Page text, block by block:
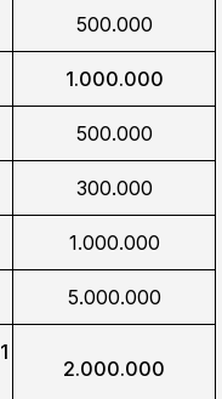
500.000
1.000.000
500.000
300.000
1.000.000
5.000.000
2.000.000